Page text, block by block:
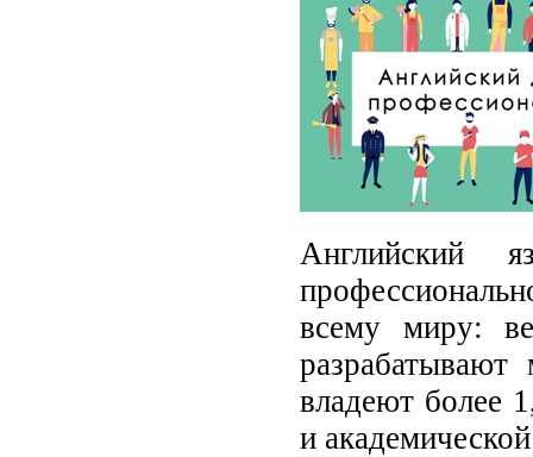
Английский
всему миру:
владеют более
и